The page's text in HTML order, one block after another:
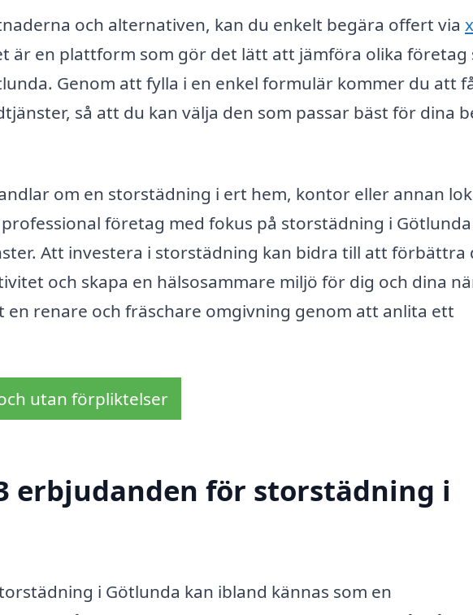
och alternativen, kan du enkelt begära offert via
är en plattform som gör det lätt att jämföra olika företag
Genom att fylla i en enkel formulär kommer du att
så att du kan välja den som passar bäst för dina
om en storstädning i ert hem, kontor eller annan
företag med fokus på storstädning i
Att investera i storstädning kan bidra till att förbättra
och skapa en hälsosammare miljö för dig och dina
en renare och fräschare omgivning genom att anlita ett
utan förpliktelser
erbjudanden för storstädning i
i Götlunda kan ibland kännas som en